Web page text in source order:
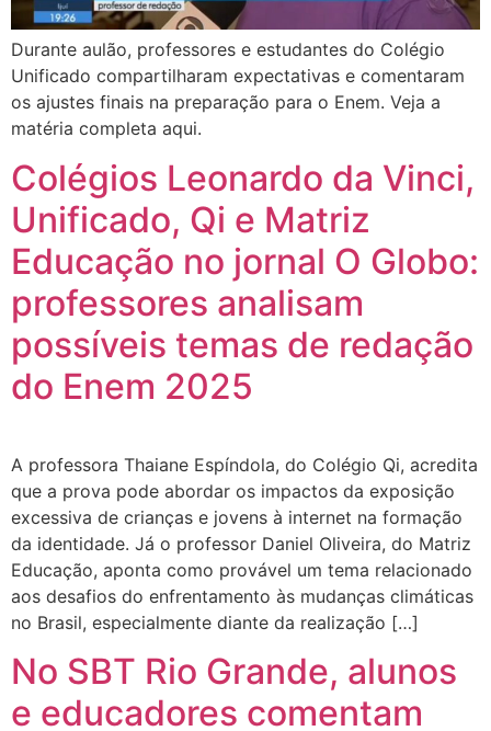
Durante aulão, professores e estudantes do Colégio
Unificado compartilharam expectativas e comentaram
os ajustes finais na preparação para o Enem. Veja a
matéria completa aqui.
Colégios Leonardo da Vinci,
Unificado, Qi e Matriz
Educação no jornal O Globo:
professores analisam
possíveis temas de redação
do Enem 2025
A professora Thaiane Espíndola, do Colégio Qi, acredita
que a prova pode abordar os impactos da exposição
excessiva de crianças e jovens à internet na formação
da identidade. Já o professor Daniel Oliveira, do Matriz
Educação, aponta como provável um tema relacionado
aos desafios do enfrentamento às mudanças climáticas
no Brasil, especialmente diante da realização […]
No SBT Rio Grande, alunos
e educadores comentam